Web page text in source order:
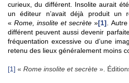
curieux, du différent. Insolite aurait
un éditeur n’avait déjà produit un
«Rome, insolite et secrète»[1] .
différent peuvent aussi devenir
fréquentation excessive ou d’une
retenu des lieux généralement moins
[1] « Rome insolite et secrète ».